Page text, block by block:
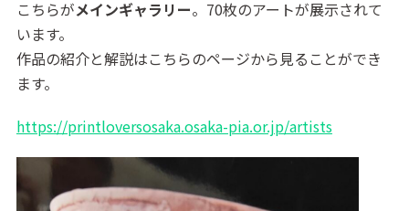
こちらがメインギャラリー。70枚のアートが展示されて
います。
作品の紹介と解説はこちらのページから見ることができ
ます。
https://printloversosaka.osaka-pia.or.jp/artists